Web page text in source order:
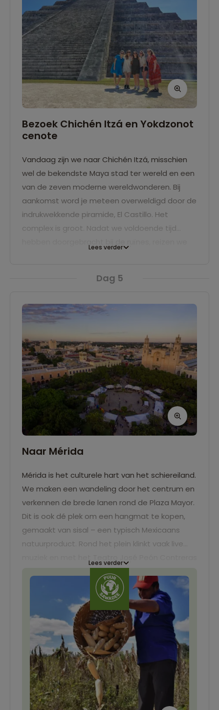
Bezoek Chichén Itzá en Yokdzonot
cenote
Vandaag zijn we naar Chichén Itzá, misschien
wel de bekendste Maya stad ter wereld en een
van de zeven moderne wereldwonderen. Bij
aankomst word je meteen overweldigd door de
indrukwekkende piramide, El Castillo. Het
complex is groot. Nadat we voldoende tijd
naar ons hotel, waar je de avond hebt om alle
Lees verder
Dag 5
Naar Mérida
Mérida is het culturele hart van het schiereiland.
We maken een wandeling door het centrum en
verkennen de brede lanen rond de Plaza Mayor.
Dit is ook dé plek om een hangmat te kopen,
gemaakt van sisal – een typisch Mexicaans
natuurproduct. Rond het plein klinkt vaak live
en de vele cafés heeft de stad een levendige,
Lees verder